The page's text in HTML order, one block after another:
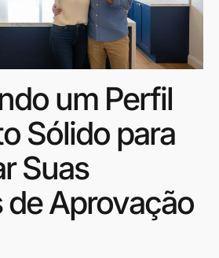
um Perfil
Sólido para
Suas
de Aprovação